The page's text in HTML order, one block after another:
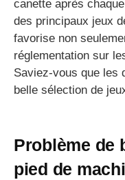
canette après
des principaux jeux
favorise non
réglementation sur
Saviez-vous que les
belle sélection de
Problème de
pied de